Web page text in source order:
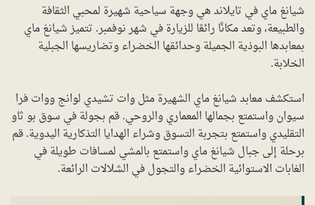
شيانغ ماي في تايلاند هي وجهة سياحية شهيرة لمحبي الثقافة
والطبيعة، وتعد مكانًا رائعًا للزيارة في شهر نوفمبر. تتميز شيانغ ماي
بمعابدها البوذية الجميلة وحدائقها الخضراء وتضاريسها الجبلية
الخلابة.
استكشف معابد شيانغ ماي الشهيرة مثل وات تشيدي لوانج ووات فرا
سيوان واستمتع بجمالها المعماري والروحي. قم بجولة في سوق بو ثاو
التقليدي واستمتع بتجربة التسوق وشراء الهدايا التذكارية اليدوية. قم
برحلة إلى جبال شيانغ ماي واستمتع بالمشي لمسافات طويلة في
الغابات الاستوائية الخضراء والتجول في الشلالات الرائعة.